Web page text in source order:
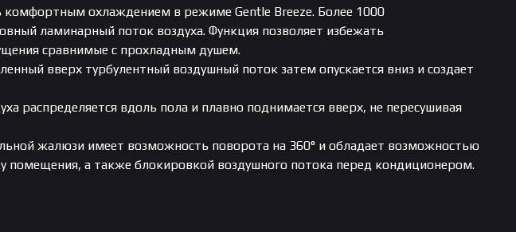
комфортным охлаждением в режиме Gentle Breeze. Более 1000
ламинарный поток воздуха. Функция позволяет избежать
сравнимые с прохладным душем.
вверх турбулентный воздушный поток затем опускается вниз и создает
распределяется вдоль пола и плавно поднимается вверх, не пересушивая
жалюзи имеет возможность поворота на 360° и обладает возможностью
помещения, а также блокировкой воздушного потока перед кондиционером.